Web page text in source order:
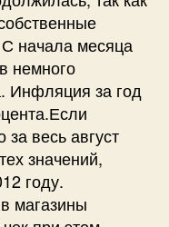
начала месяца
немного
Инфляция за год
весь август
значений,
году.
магазины